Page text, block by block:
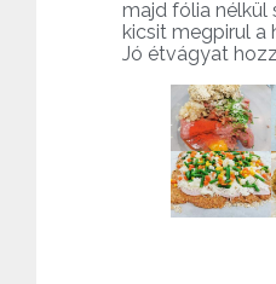
majd fólia nélkül
kicsit megpirul a
Jó étvágyat